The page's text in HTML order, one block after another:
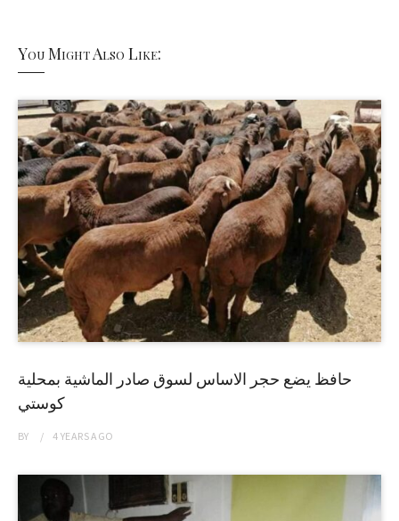
You Might Also Like:
حافظ يضع حجر الاساس لسوق صادر الماشية بمحلية
كوستي
BY 4 YEARSAGO